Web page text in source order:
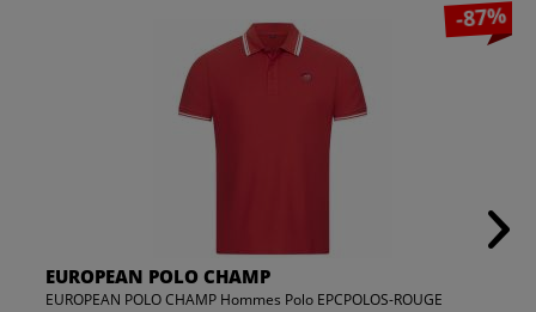
-87%
EUROPEAN POLO CHAMP
EUROPEAN POLO CHAMP Hommes Polo EPCPOLOS-ROUGE